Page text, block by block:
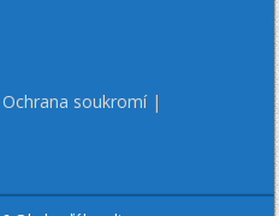
Ochrana soukromí|